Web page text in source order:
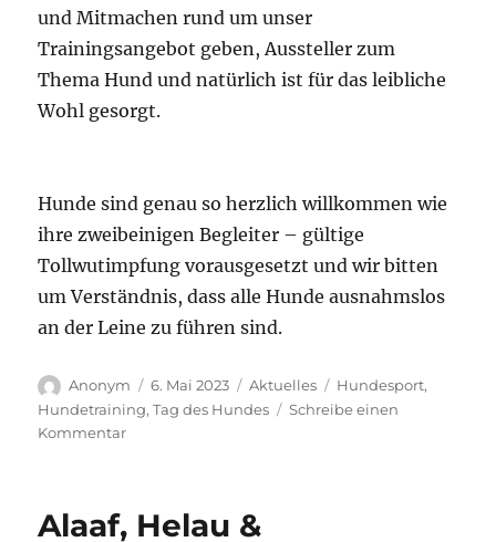
und Mitmachen rund um unser
Trainingsangebot geben, Aussteller zum
Thema Hund und natürlich ist für das leibliche
Wohl gesorgt.
Hunde sind genau so herzlich willkommen wie
ihre zweibeinigen Begleiter – gültige
Tollwutimpfung vorausgesetzt und wir bitten
um Verständnis, dass alle Hunde ausnahmslos
an der Leine zu führen sind.
Autor
Anonym
Veröffentlicht
am
6. Mai 2023 Kategorien
Aktuelles Schlagwörter
Hundesport,
Hundetraining,Tag des Hundes
Schreibe einen
Kommentarzu
am
Alaaf, Helau &